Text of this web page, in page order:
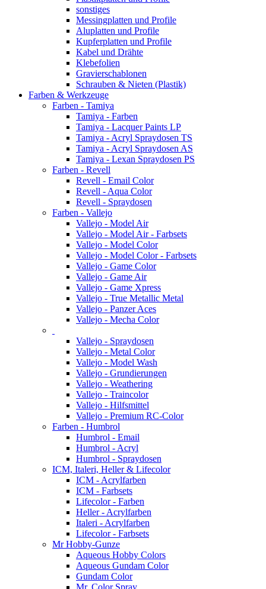
sonstiges
Messingplatten und Profile
Aluplatten und Profile
Kupferplatten und Profile
Kabel und Drähte
Klebefolien
Gravierschablonen
Schrauben & Nieten (Plastik)
Farben & Werkzeuge
Farben - Tamiya
Tamiya - Farben
Tamiya - Lacquer Paints LP
Tamiya - Acryl Spraydosen TS
Tamiya - Acryl Spraydosen AS
Tamiya - Lexan Spraydosen PS
Farben - Revell
Revell - Email Color
Revell - Aqua Color
Revell - Spraydosen
Farben - Vallejo
Vallejo - Model Air
Vallejo - Model Air - Farbsets
Vallejo - Model Color
Vallejo - Model Color - Farbsets
Vallejo - Game Color
Vallejo - Game Air
Vallejo - Game Xpress
Vallejo - True Metallic Metal
Vallejo - Panzer Aces
Vallejo - Mecha Color
Vallejo - Spraydosen
Vallejo - Metal Color
Vallejo - Model Wash
Vallejo - Grundierungen
Vallejo - Weathering
Vallejo - Traincolor
Vallejo - Hilfsmittel
Vallejo - Premium RC-Color
Farben - Humbrol
Humbrol - Email
Humbrol - Acryl
Humbrol - Spraydosen
ICM, Italeri, Heller & Lifecolor
ICM - Acrylfarben
ICM - Farbsets
Lifecolor - Farben
Heller - Acrylfarben
Italeri - Acrylfarben
Lifecolor - Farbsets
Mr Hobby-Gunze
Aqueous Hobby Colors
Aqueous Gundam Color
Gundam Color
Mr. Color Spray